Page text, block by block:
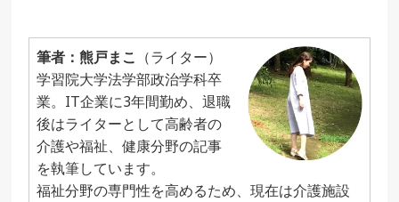
筆者：熊戸まこ （ライター）
学習院大学法学部政治学科卒
業。IT企業に3年間勤め、退職
後はライターとして高齢者の
介護や福祉、健康分野の記事
を執筆しています。
福祉分野の専門性を高めるため、現在は介護施設